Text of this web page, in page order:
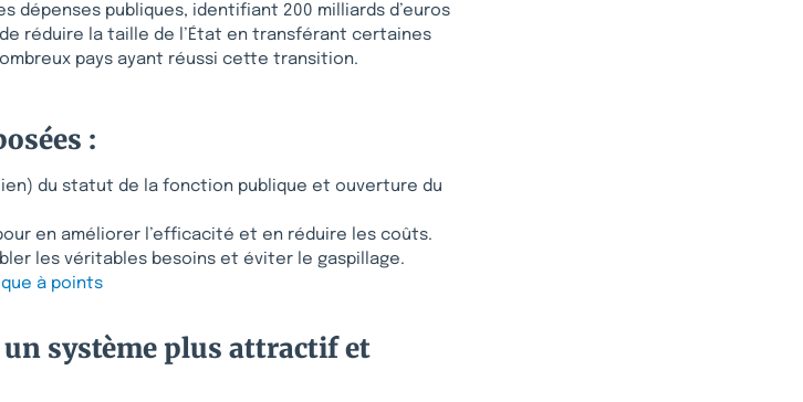
dépenses publiques, identifiant 200 milliards d’euros
réduire la taille de l’État en transférant certaines
pays ayant réussi cette transition.
:
du statut de la fonction publique et ouverture du
en améliorer l’efficacité et en réduire les coûts.
les véritables besoins et éviter le gaspillage.
à points
système plus attractif et